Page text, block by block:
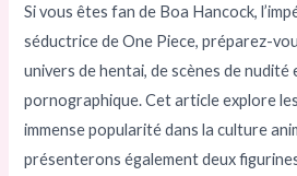
Si vous êtes fan de Boa Hancock,
séductrice de One Piece, préparez-
univers de hentai, de scènes de nudité
pornographique. Cet article explore
immense popularité dans la culture
présenterons également deux
de
Boa
Hancock